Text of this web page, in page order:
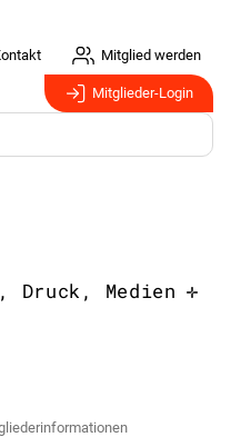
Mitglied werden
Mitglieder-Login
Druck, Medien